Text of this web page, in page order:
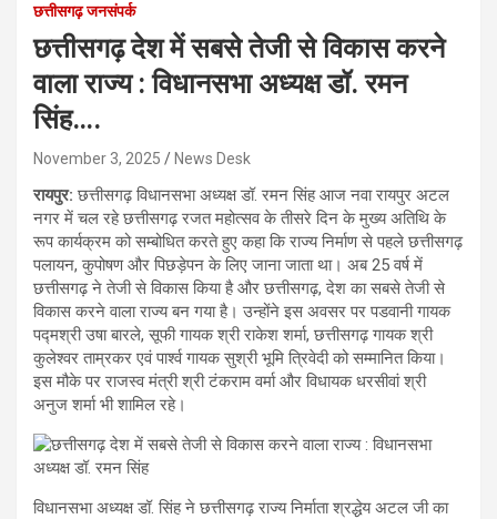
छत्तीसगढ़ जनसंपर्क
छत्तीसगढ़ देश में सबसे तेजी से विकास करने
वाला राज्य : विधानसभा अध्यक्ष डॉ. रमन
सिंह….
November 3, 2025 News Desk
रायपुर: छत्तीसगढ़ विधानसभा अध्यक्ष डॉ. रमन सिंह आज नवा रायपुर अटल
नगर में चल रहे छत्तीसगढ़ रजत महोत्सव के तीसरे दिन के मुख्य अतिथि के
रूप कार्यक्रम को सम्बोधित करते हुए कहा कि राज्य निर्माण से पहले छत्तीसगढ़
पलायन, कुपोषण और पिछड़ेपन के लिए जाना जाता था। अब 25 वर्ष में
छत्तीसगढ़ ने तेजी से विकास किया है और छत्तीसगढ़, देश का सबसे तेजी से
विकास करने वाला राज्य बन गया है। उन्होंने इस अवसर पर पडवानी गायक
पद्मश्री उषा बारले, सूफी गायक श्री राकेश शर्मा, छत्तीसगढ़ गायक श्री
कुलेश्वर ताम्रकर एवं पार्श्व गायक सुश्री भूमि त्रिवेदी को सम्मानित किया।
इस मौके पर राजस्व मंत्री श्री टंकराम वर्मा और विधायक धरसीवां श्री
अनुज शर्मा भी शामिल रहे।
विधानसभा अध्यक्ष डॉ. सिंह ने छत्तीसगढ़ राज्य निर्माता श्रद्धेय अटल जी का